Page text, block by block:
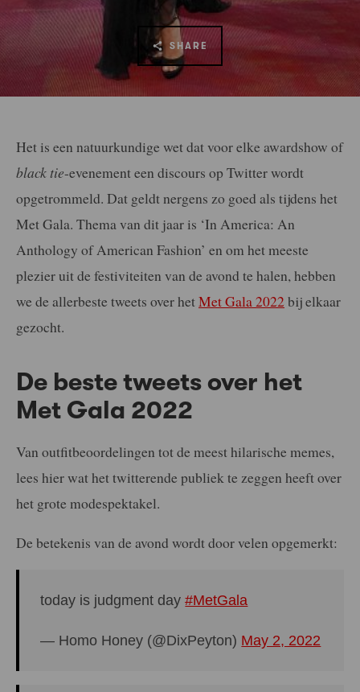
SHARE
Het is een natuurkundige wet dat voor elke awardshow of
black tie-evenement een discours op Twitter wordt
opgetrommeld. Dat geldt nergens zo goed als tijdens het
Met Gala. Thema van dit jaar is ‘In America: An
Anthology of American Fashion’ en om het meeste
plezier uit de festiviteiten van de avond te halen, hebben
we de allerbeste tweets over hetMet Gala 2022 bij elkaar
gezocht.
De beste tweets over het
Met Gala 2022
Van outfitbeoordelingen tot de meest hilarische memes,
lees hier wat het twitterende publiek te zeggen heeft over
het grote modespektakel.
De betekenis van de avond wordt door velen opgemerkt:
today is judgment day#MetGala
— Homo Honey (@DixPeyton) May 2, 2022